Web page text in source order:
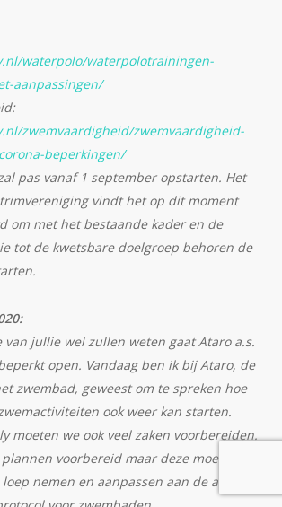
waterpolo/waterpolotrainingen-
aanpassingen/
zwemvaardigheid/zwemvaardigheid-
beperkingen/
pas vanaf 1 september opstarten. Het
vindt het op dit moment
om met het bestaande kader en de
tot de kwetsbare doelgroep behoren de
van jullie wel zullen weten gaat Ataro a.s.
open. Vandaag ben ik bij Ataro, de
zwembad, geweest om te spreken hoe
ook weer kan starten.
moeten we ook veel zaken voorbereiden.
voorbereid maar deze moeten
nemen en aanpassen aan de actuele